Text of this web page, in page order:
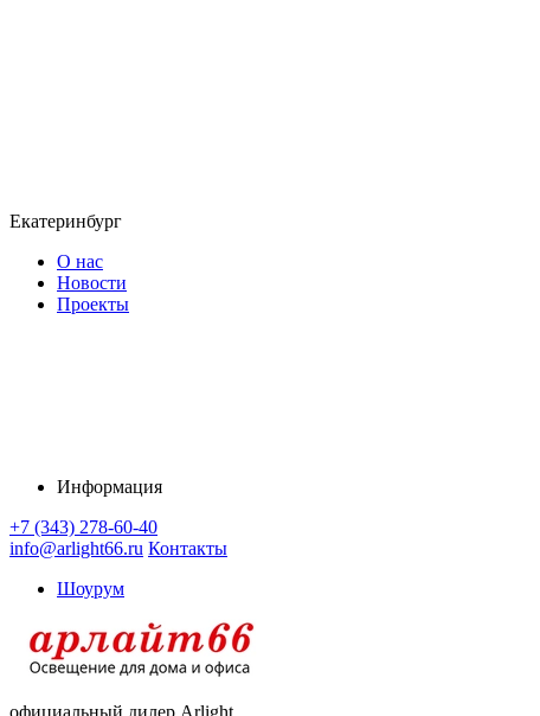
Екатеринбург
О нас
Новости
Проекты
Информация
+7 (343) 278-60-40
info@arlight66.ru Контакты
Шоурум
официальный дилер Arlight